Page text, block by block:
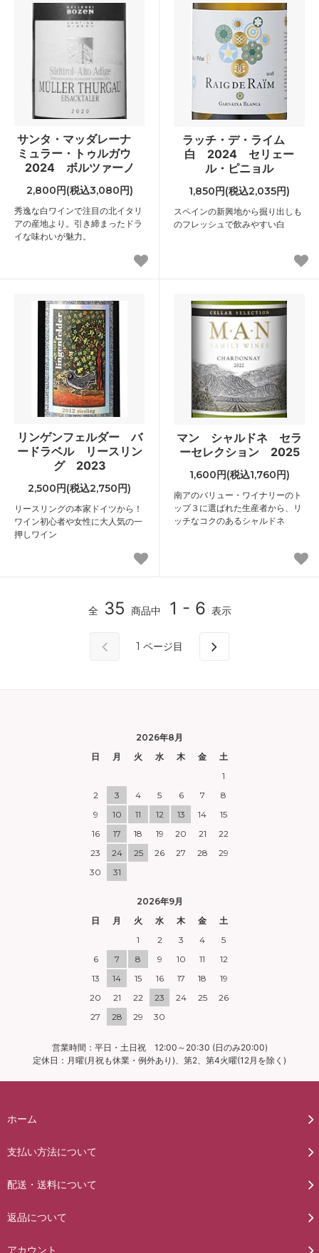
サンタ・マッダレーナ
ミュラー・トゥルガウ
2024 ボルツァーノ
2,800円(税込3,080円)
秀逸な白ワインで注目の北イタリ
アの産地より。引き締まったドラ
イな味わいが魅力。
ラッチ・デ・ライム
白 2024 セリェー
ル・ピニョル
1,850円(税込2,035円)
スペインの新興地から掘り出しも
のフレッシュで飲みやすい白
リンゲンフェルダー バ
ードラベル リースリン
グ 2023
2,500円(税込2,750円)
リースリングの本家ドイツから！
ワイン初心者や女性に大人気の一
押しワイン
マン シャルドネ セラ
ーセレクション 2025
1,600円(税込1,760円)
南アのバリュー・ワイナリーのト
ップ３に選ばれた生産者から、リ
ッチなコクのあるシャルドネ
全 35 商品中 1 - 6 表示
1 ページ目
2026年8月
日
月 火 水 木 金
土
1
2
3 4 5 6 7
8
9
10 11 12 13 14
15
16
17 18 19 20 21
22
23
24 25 26 27 28
29
30
31
2026年9月
日
月 火 水 木 金
土
1
2 3 4
5
6
7 8 9 10 11
12
13
14 15 16 17 18
19
20
21 22 23 24 25
26
27
28 29 30
営業時間：平日・土日祝 12:00～20:30 (日のみ20:00)
定休日：月曜(月祝も休業・例外あり)、第2、第4火曜(12月を除く)
ホーム
支払い方法について
配送・送料について
返品について
アカウント